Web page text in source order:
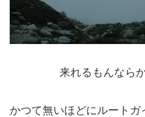
来れるもんなら
かつて無いほどにルート